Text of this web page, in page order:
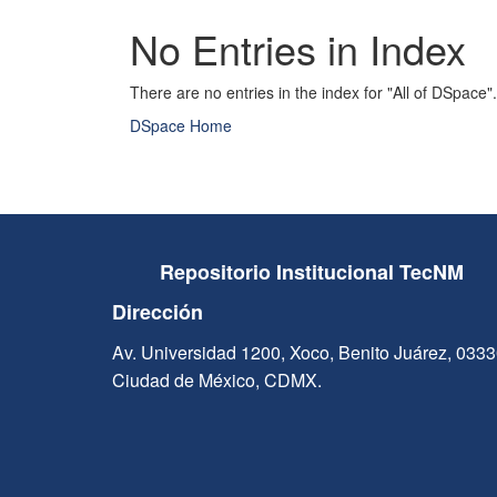
No Entries in Index
There are no entries in the index for "All of DSpace".
DSpace Home
Repositorio Institucional TecNM
Dirección
Av. Universidad 1200, Xoco, Benito Juárez,
Ciudad de México, CDMX.